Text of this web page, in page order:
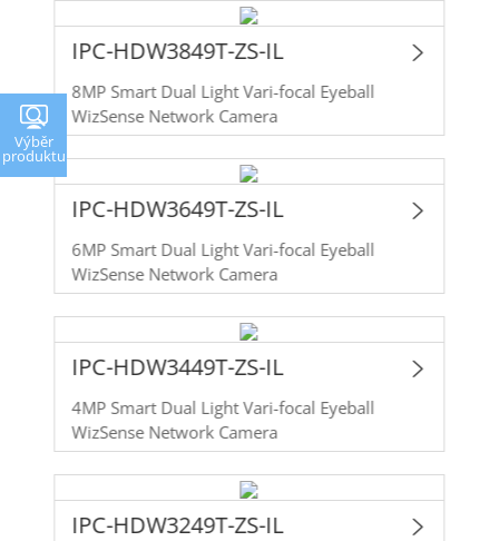
IPC-HDW3849T-ZS-IL
8MP Smart Dual Light Vari-focal Eyeball
WizSense Network Camera
IPC-HDW3649T-ZS-IL
6MP Smart Dual Light Vari-focal Eyeball
WizSense Network Camera
IPC-HDW3449T-ZS-IL
4MP Smart Dual Light Vari-focal Eyeball
WizSense Network Camera
IPC-HDW3249T-ZS-IL
Výběr
produktu